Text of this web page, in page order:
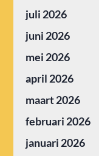
juli 2026
juni 2026
mei 2026
april 2026
maart 2026
februari 2026
januari 2026